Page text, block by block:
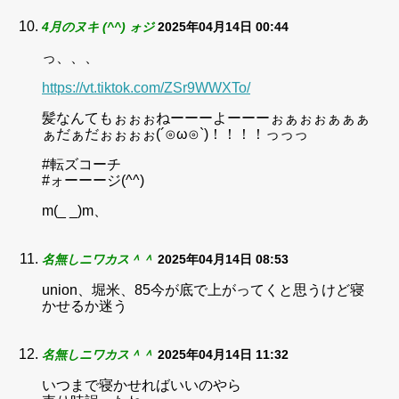
4月のヌキ (^^) ォジ 2025年04月14日 00:44
っ、、、
https://vt.tiktok.com/ZSr9WWXTo/
髪なんてもぉぉぉねーーーよーーーぉぁぉぉぁぁぁ
ぁだぁだぉぉぉぉ(´⊙ω⊙`)！！！！っっっ
#転ズコーチ
#ォーーージ(^^)
m(_ _)m、
名無しニワカス＾＾ 2025年04月14日 08:53
union、堀米、85今が底で上がってくと思うけど寝
かせるか迷う
名無しニワカス＾＾ 2025年04月14日 11:32
いつまで寝かせればいいのやら